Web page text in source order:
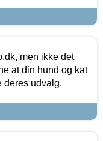
men ikke det
at din hund og kat
deres udvalg.